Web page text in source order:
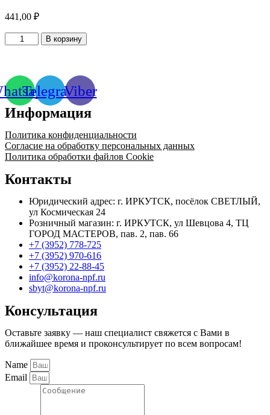
441,00 ₽
Количество
товара
5
ст.20
В корзину
TelegramViber
Информация
Политика конфиденциальности
Согласие на обработку персональных данных
Политика обработки файлов Cookie
Контакты
Юридический адрес: г. ИРКУТСК, посёлок СВЕТЛЫЙ,
ул Космическая 24
Розничный магазин: г. ИРКУТСК, ул Шевцова 4, ТЦ
ГОРОД МАСТЕРОВ, пав. 2, пав. 66
+7 (3952) 778-725
+7 (3952) 970-616
+7 (3952) 22-88-45
info@korona-npf.ru
sbyt@korona-npf.ru
Консультация
Оставьте заявку — наш специалист свяжется с Вами в
ближайшее время и проконсультирует по всем вопросам!
Name
Email